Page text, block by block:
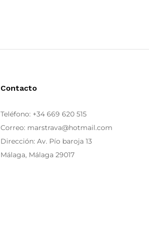
Contacto
Teléfono: +34 669 620 515
Correo: marstrava@hotmail.com
Dirección: Av. Pío baroja 13
Málaga, Málaga 29017